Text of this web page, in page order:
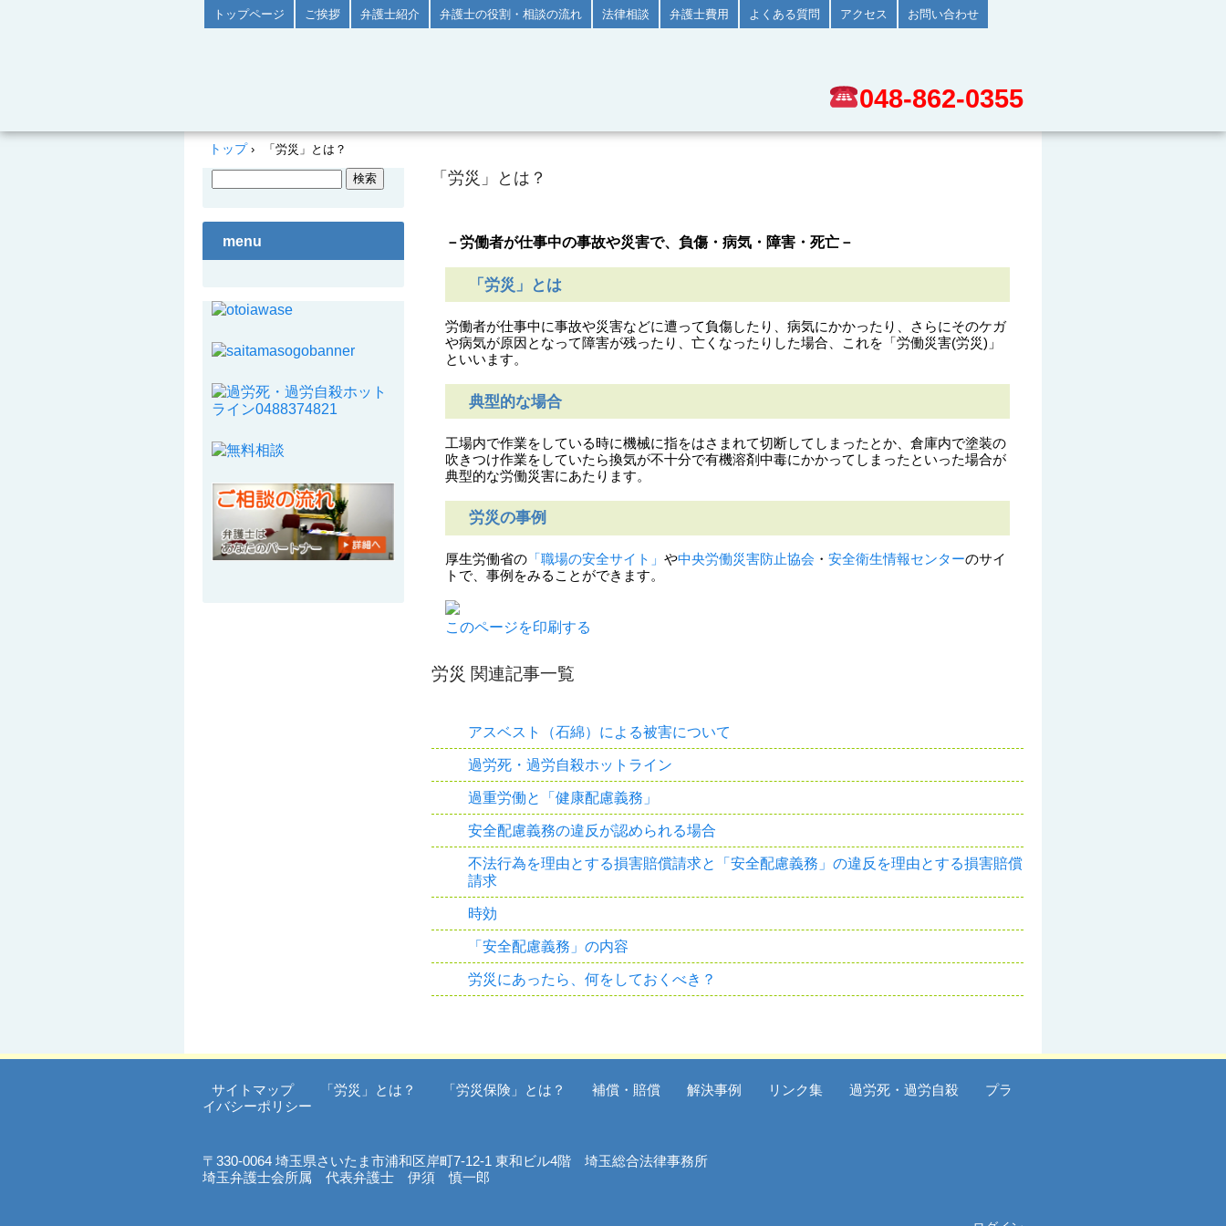
048-862-0355
トップページ ご挨拶 弁護士紹介 弁護士の役割・相談の流れ 法律相談 弁護士費用 よくある質問 アクセス お問い合わせ
トップ› 「労災」とは？
「労災」とは？
－労働者が仕事中の事故や災害で、負傷・病気・障害・死亡－
「労災」とは
労働者が仕事中に事故や災害などに遭って負傷したり、病気にかかったり、さらにそのケガ
や病気が原因となって障害が残ったり、亡くなったりした場合、これを「労働災害(労災)」
といいます。
典型的な場合
工場内で作業をしている時に機械に指をはさまれて切断してしまったとか、倉庫内で塗装の
吹きつけ作業をしていたら換気が不十分で有機溶剤中毒にかかってしまったといった場合が
典型的な労働災害にあたります。
労災の事例
厚生労働省の 「職場の安全サイト」や中央労働災害防止協会 ・安全衛生情報センターのサイ
トで、事例をみることができます。
このページを印刷する
労災 関連記事一覧
アスベスト（石綿）による被害について
過労死・過労自殺ホットライン
過重労働と「健康配慮義務」
安全配慮義務の違反が認められる場合
不法行為を理由とする損害賠償請求と「安全配慮義務」の違反を理由とする損害賠償
請求
時効
「安全配慮義務」の内容
労災にあったら、何をしておくべき？
menu
サイトマップ 「労災」とは？ 「労災保険」とは？ 補償・賠償 解決事例 リンク集 過労死・過労自殺
プラ
イバシーポリシー
〒330-0064 埼玉県さいたま市浦和区岸町7-12-1 東和ビル4階 埼玉総合法律事務所
埼玉弁護士会所属 代表弁護士 伊須 慎一郎